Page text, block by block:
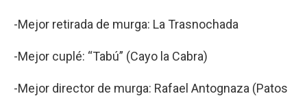
-Mejor retirada de murga: La Trasnochada
-Mejor cuplé: “Tabú” (Cayo la Cabra)
-Mejor director de murga: Rafael Antognaza (Patos